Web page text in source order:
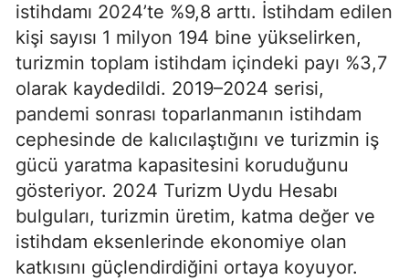
istihdamı 2024’te %9,8 arttı. İstihdam edilen
kişi sayısı 1 milyon 194 bine yükselirken,
turizmin toplam istihdam içindeki payı %3,7
olarak kaydedildi. 2019–2024 serisi,
pandemi sonrası toparlanmanın istihdam
cephesinde de kalıcılaştığını ve turizmin iş
gücü yaratma kapasitesini koruduğunu
gösteriyor. 2024 Turizm Uydu Hesabı
bulguları, turizmin üretim, katma değer ve
istihdam eksenlerinde ekonomiye olan
katkısını güçlendirdiğini ortaya koyuyor.